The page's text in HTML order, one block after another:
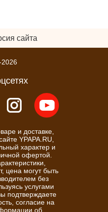
сайта
и доставке,
YPAPA.RU,
характер и
офертой.
цена могут быть
без
услугами
подтверждаете
согласие на
об